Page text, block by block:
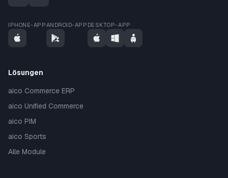
IPHONE-APPANDROID-APP DESKTOP-APP
Lösungen
aico Commerce ERP
aico Unified Commerce
aico PIM
aico Sports
Alle Module